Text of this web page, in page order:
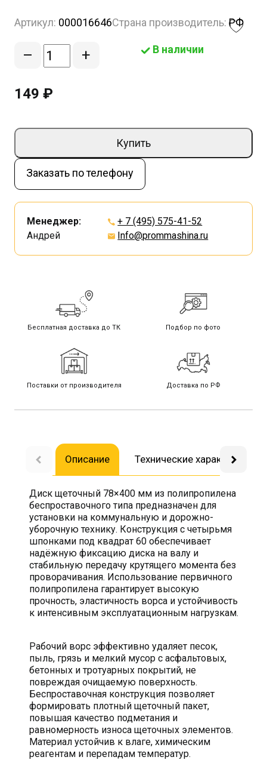
Артикул: 000016646Страна производитель: РФ
– + В наличии
149 ₽
Купить
Заказать по телефону
Менеджер:
Андрей
+ 7 (495) 575-41-52
Info@prommashina.ru
Бесплатная доставка до ТК Подбор по фото
Поставки от производителя Доставка по РФ
Описание Технические
Диск щеточный 78×400 мм из полипропилена
беспроставочного типа предназначен для
установки на коммунальную и дорожно-
уборочную технику. Конструкция с четырьмя
шпонками под квадрат 60 обеспечивает
надёжную фиксацию диска на валу и
стабильную передачу крутящего момента без
проворачивания. Использование первичного
полипропилена гарантирует высокую
прочность, эластичность ворса и устойчивость
к интенсивным эксплуатационным нагрузкам.
Рабочий ворс эффективно удаляет песок,
пыль, грязь и мелкий мусор с асфальтовых,
бетонных и тротуарных покрытий, не
повреждая очищаемую поверхность.
Беспроставочная конструкция позволяет
формировать плотный щеточный пакет,
повышая качество подметания и
равномерность износа щеточных элементов.
Материал устойчив к влаге, химическим
реагентам и перепадам температур.